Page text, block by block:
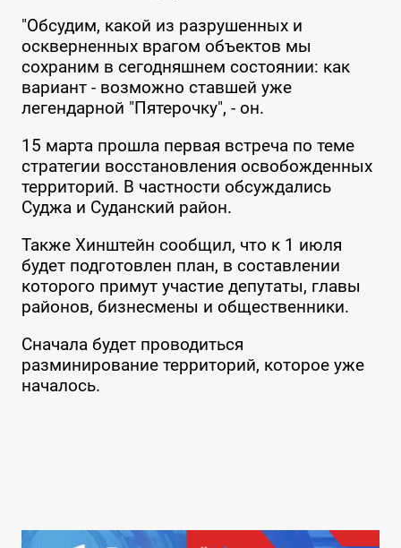
"Обсудим, какой из разрушенных и
оскверненных врагом объектов мы
сохраним в сегодняшнем состоянии: как
вариант - возможно ставшей уже
легендарной "Пятерочку", - он.
15 марта прошла первая встреча по теме
стратегии восстановления освобожденных
территорий. В частности обсуждались
Суджа и Суданский район.
Также Хинштейн сообщил, что к 1 июля
будет подготовлен план, в составлении
которого примут участие депутаты, главы
районов, бизнесмены и общественники.
Сначала будет проводиться
разминирование территорий, которое уже
началось.